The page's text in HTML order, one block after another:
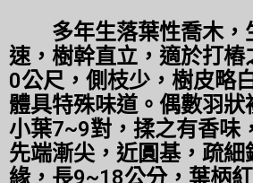
多年生落葉性喬木，
速，樹幹直立，適於打樁
0公尺，側枝少，樹皮略
體具特殊味道。偶數羽狀
小葉7~9對，揉之有香味
先端漸尖，近圓基，疏細
緣，長9~18公分，葉柄